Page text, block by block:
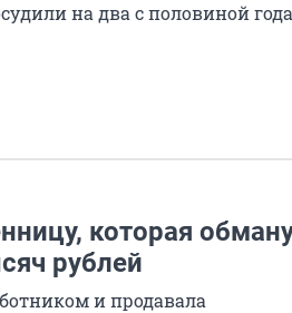
на два с половиной года
которая
рублей
и продавала